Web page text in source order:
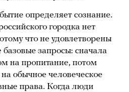
определяет сознание.
городка нет
что не удовлетворены
базовые запросы: сначала
на пропитание, потом
обычное человеческое
права. Когда люди